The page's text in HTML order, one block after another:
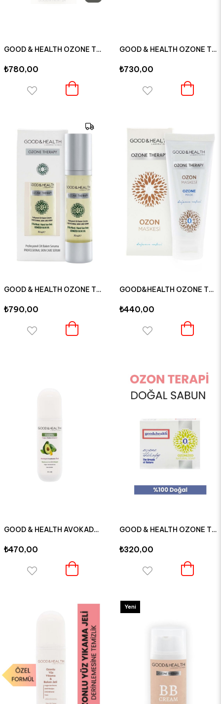
GOOD & HEALTH OZONE THERAPY YAŞLANMA KARŞITI OZONLU GÜNDÜZ KREMİ 50 ML
₺780,00
GOOD & HEALTH OZONE THERAPY KIRIŞIKLIK KARŞITI ONARICI GECE KREMİ 50 ML
₺730,00
GOOD & HEALTH OZONE THERAPY OZON PLUS CİLT BAKIM SERUMU 50 ML
₺790,00
GOOD&HEALTH OZONE THERAPY OZONLU CANLANDIRICI KİL YÜZ MASKESİ
₺440,00
GOOD & HEALTH AVOKADO ÖZLÜ OZONLU BESLEYİCİ BAKIM KREMİ
₺470,00
GOOD & HEALTH OZONE THERAPY OZON E VİTAMİNLİ DOĞAL SABUN
₺320,00
Yeni